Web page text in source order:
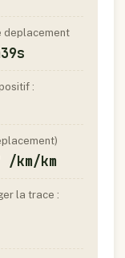
deplacement
:
km/km
la trace :